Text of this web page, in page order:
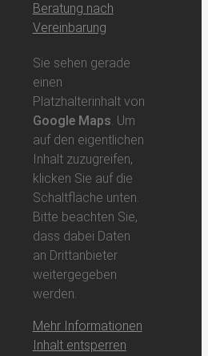
Beratung nach
Vereinbarung
Sie sehen gerade
einen
Platzhalterinhalt von
Google Maps. Um
auf den eigentlichen
Inhalt zuzugreifen,
klicken Sie auf die
Schaltfläche unten.
Bitte beachten Sie,
dass dabei Daten
an Drittanbieter
weitergegeben
werden.
Mehr Informationen
Inhalt entsperren